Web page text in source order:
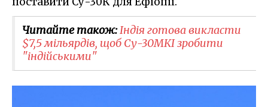
Читайте також:Індія готова викласти
$7,5 мільярдів, щоб Су-30МКІ зробити
"індійськими"